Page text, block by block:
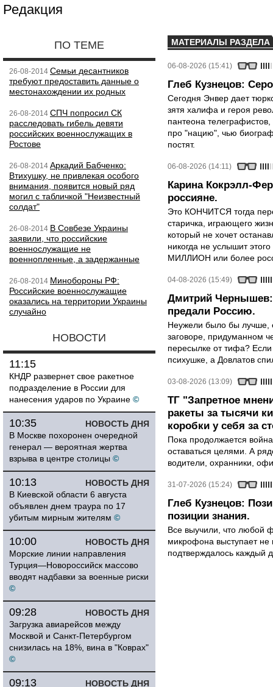
Редакция
ПО ТЕМЕ
26-08-2014 Семьи десантников
требуют предоставить данные о
местонахождении их родных
26-08-2014 СПЧ попросил СК
расследовать гибель девяти
российских военнослужащих в
Ростове
26-08-2014 Аркадий Бабченко:
Втихушку, не привлекая особого
внимания, появится новый ряд
могил с табличкой "Неизвестный
солдат"
26-08-2014 В Совбезе Украины
заявили, что российские
военнослужащие не
военнопленные, а задержанные
26-08-2014 Минобороны РФ:
Российские военнослужащие
оказались на территории Украины
случайно
НОВОСТИ
11:15
КНДР развернет свое ракетное
подразделение в России для
нанесения ударов по Украине ©
НОВОСТЬ ДНЯ
10:35
В Москве похоронен очередной
генерал — вероятная жертва
взрыва в центре столицы ©
НОВОСТЬ ДНЯ
10:13
В Киевской области 6 августа
объявлен днем траура по 17
убитым мирным жителям ©
НОВОСТЬ ДНЯ
10:00
Морские линии направления
Турция—Новороссийск массово
вводят надбавки за военные риски
©
НОВОСТЬ ДНЯ
09:28
Загрузка авиарейсов между
Москвой и Санкт-Петербургом
снизилась на 18%, вина в "Коврах"
©
НОВОСТЬ ДНЯ
09:13
МАТЕРИАЛЫ РАЗДЕЛА
06-08-2026 (15:41)
Глеб Кузнецов:
Сегодня Энвер дает
зятя халифа и героя
пантеона
про "нацию", чью
постят.
06-08-2026 (14:11)
Карина Кокрэлл-
россияне.
Это КОНЧИТСЯ тогда
старичка, играющего
который не хочет
никогда не услышит
МИЛЛИОН или более
04-08-2026 (15:49)
Дмитрий Чернышев:
предали Россию.
Неужели было бы лучше,
заговоре, придуманном
пересылке от тифа?
психушке, а Довлатов
03-08-2026 (13:09)
ТГ "Запретное
ракеты за тысячи
коробки у себя за
Пока продолжается
оставаться целями. А
водители, охранники,
31-07-2026 (15:24)
Глеб Кузнецов:
позиции знания.
Все выучили, что любой
микрофона выступает не
подтверждалось каждый